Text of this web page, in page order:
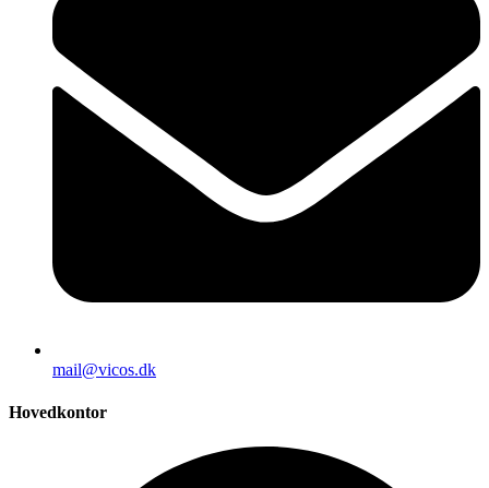
mail@vicos.dk
Hovedkontor